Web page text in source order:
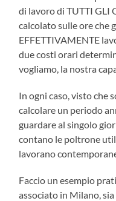
di lavoro di TUTTI GLI
calcolato sulle ore che
EFFETTIVAMENTE
due costi orari
vogliamo, la nostra
In ogni caso, visto che
calcolare un periodo
guardare al singolo
contano le poltrone
lavorano
Faccio un esempio
associato in Milano,